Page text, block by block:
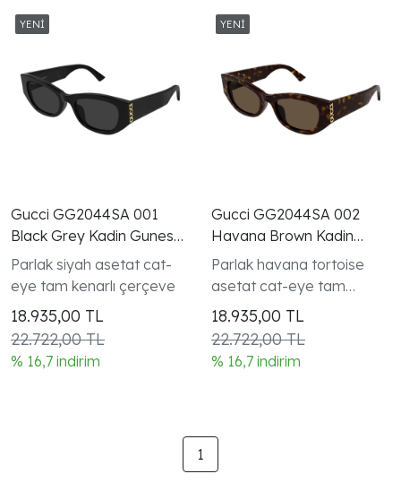
Gucci GG2044SA 001
Black Grey Kadin Gunes
Gozlugu
Parlak siyah asetat cat-
eye tam kenarlı çerçeve
18.935,00 TL
22.722,00 TL
% 16,7 indirim
Gucci GG2044SA 002
Havana Brown Kadin
Gunes Gozlugu
Parlak havana tortoise
asetat cat-eye tam
kenarlı çerçeve
18.935,00 TL
22.722,00 TL
% 16,7 indirim
1